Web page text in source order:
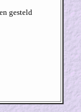
gesteld